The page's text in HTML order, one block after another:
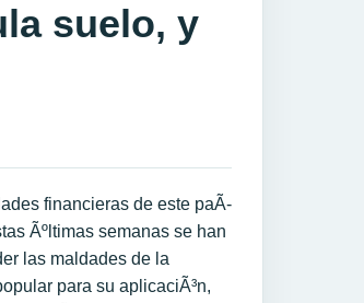
suelo, y
financieras de este paÃ­
Ãºltimas semanas se han
las maldades de la
para su aplicaciÃ³n,